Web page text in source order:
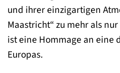
und ihrer einzigartigen
Maastricht“ zu mehr als
ist eine Hommage an eine
Europas.